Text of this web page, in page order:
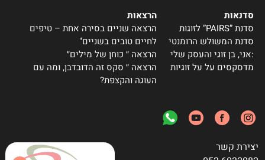
סדנאות
סדנת ”PAIRS” לזוגות
סדנת המשולש הרומנטי
:אני, בן זוגי והעסק שלי
מדסקסים על על זוגיות
הרצאות
הרצאה שניים בסירה אחת – טיפים
לחיים טובים בשניים"
הרצאה ״ כוחן של מילים״
הרצאה ״ סקס זה הדובדבן, ומה עם
העוגה והקצפת?
יצירת קשר